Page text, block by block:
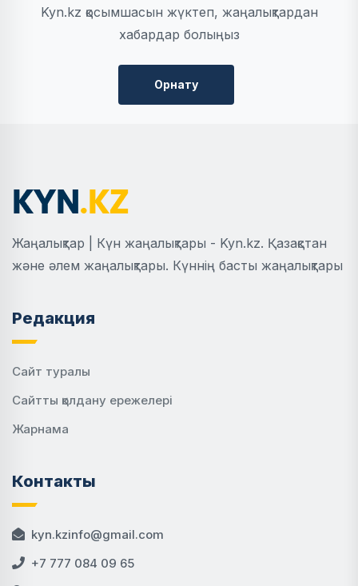
Kyn.kz қосымшасын жүктеп, жаңалықтардан
хабардар болыңыз
Орнату
Жаңалықтар | Күн жаңалықтары - Kyn.kz. Қазақстан
және әлем жаңалықтары. Күннің басты жаңалықтары
Редакция
Сайт туралы
Сайтты қолдану ережелері
Жарнама
Контакты
kyn.kzinfo@gmail.com
+7 777 084 09 65